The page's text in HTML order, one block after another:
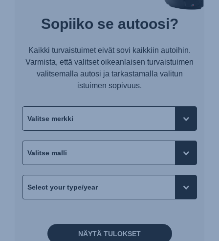
Sopiiko se autoosi?
Kaikki turvaistuimet eivät sovi kaikkiin autoihin.
Varmista, että valitset oikeanlaisen turvaistuimen
valitsemalla autosi ja tarkastamalla valitun
istuimen sopivuus.
NÄYTÄ TULOKSET